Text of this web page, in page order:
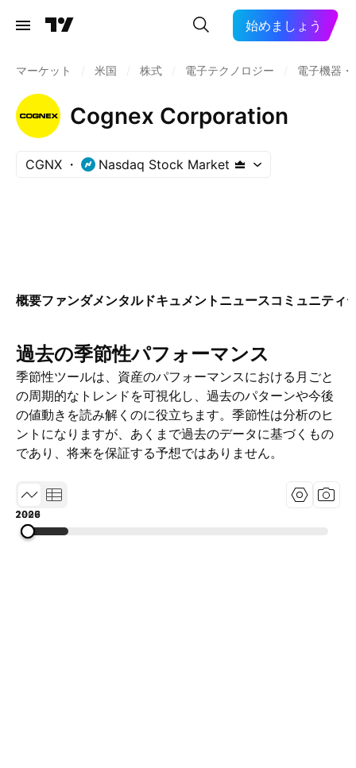
始めましょう
マーケット 米国 株式 電子テクノロジー 電子機器・
Cognex Corporation
CGNX Nasdaq Stock Market
概要ファンダメンタルドキュメント ニュースコミュニティ
過去の季節性パフォーマンス
季節性ツールは、資産のパフォーマンスにおける月ごと
の周期的なトレンドを可視化し、過去のパターンや今後
の値動きを読み解くのに役立ちます。季節性は分析のヒ
ントになりますが、あくまで過去のデータに基づくもの
であり、将来を保証する予想ではありません。
1989
2007
2026